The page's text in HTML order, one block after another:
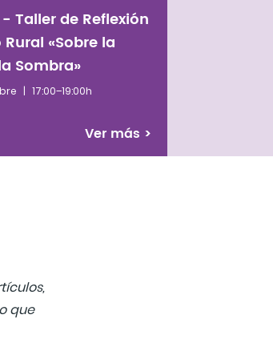
- Taller de Reflexión
«Sobre la
Sombra»
| 17:00–19:00h
Ver más >
que